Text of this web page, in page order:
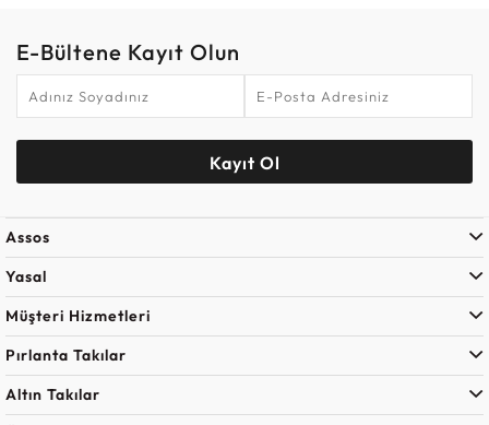
E-Bültene Kayıt Olun
Kayıt Ol
Assos
Yasal
Müşteri Hizmetleri
Pırlanta Takılar
Altın Takılar